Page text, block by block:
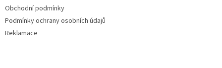
Obchodní podmínky
Podmínky ochrany osobních údajů
Reklamace